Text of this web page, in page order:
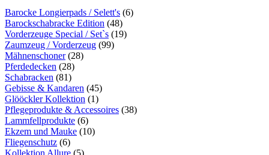
Barocke Longierpads / Selett's (6)
Barockschabracke Edition (48)
Vorderzeuge Special / Set`s (19)
Zaumzeug / Vorderzeug (99)
Mähnenschoner(28)
Pferdedecken (28)
Schabracken (81)
Gebisse & Kandaren (45)
Glööckler Kollektion (1)
Pflegeprodukte & Accessoires (38)
Lammfellprodukte (6)
Ekzem und Mauke (10)
Fliegenschutz (6)
Kollektion Allure (5)